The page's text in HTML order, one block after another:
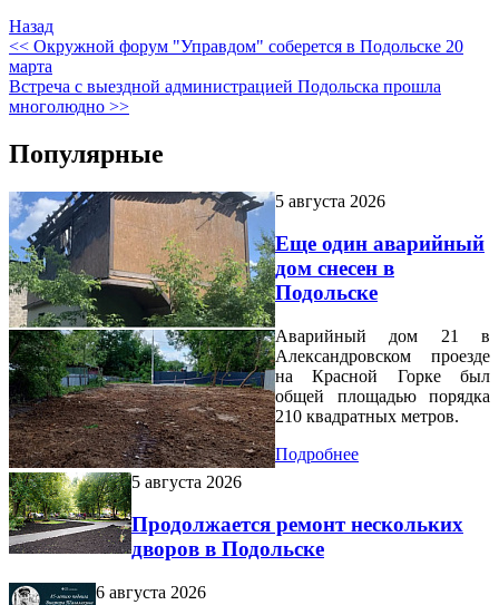
Назад
<< Окружной форум "Управдом" соберется в Подольске 20
марта
Встреча с выездной администрацией Подольска прошла
многолюдно >>
Популярные
5 августа 2026
Еще один аварийный
дом снесен в
Подольске
Аварийный дом 21 в
Александровском проезде
на Красной Горке был
общей площадью порядка
210 квадратных метров.
Подробнее
5 августа 2026
Продолжается ремонт нескольких
дворов в Подольске
6 августа 2026